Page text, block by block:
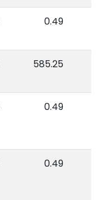
0.49
585.25
0.49
0.49